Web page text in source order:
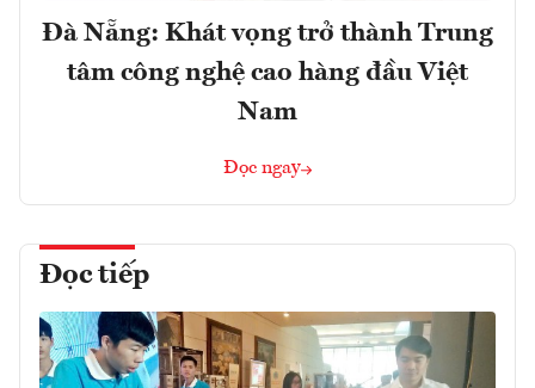
Đà Nẵng: Khát vọng trở thành Trung
tâm công nghệ cao hàng đầu Việt
Nam
Đọc ngay
Đọc tiếp